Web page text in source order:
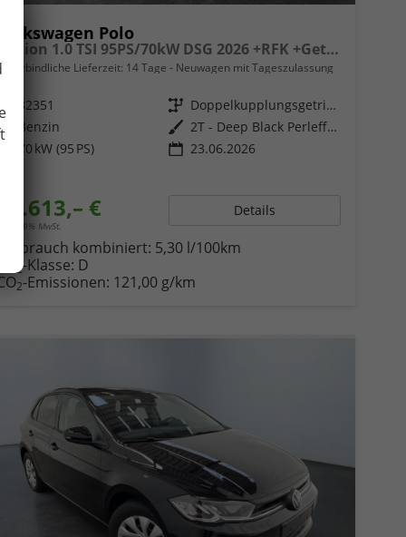
Volkswagen Polo
Edition 1.0 TSI 95PS/70kW DSG 2026 +RFK +Getönte Heckscheiben +TravelAssist +LED
Lieferzeit: 14 Tage Neuwagen mit Tageszulassung
82351 Getriebe
Doppelkupplungsgetriebe (DSG)
Benzin Außenfarbe
2T - Deep Black Perleffekt
70 kW (95 PS) 23.06.2026
24.613,– €
incl. 19% MwSt.
Details
Verbrauch kombiniert: 5,30 l/100km
2-Klasse: D
2-Emissionen: 121,00 g/km